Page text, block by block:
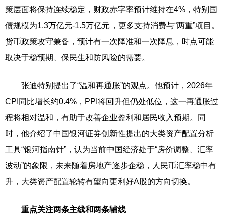
策层面将保持连续稳定，财政赤字率预计维持在4%，特别国
债规模为1.3万亿元-1.5万亿元，更多支持消费与“两重”项目。
货币政策攻守兼备，预计有一次降准和一次降息，时点可能
取决于稳预期、保民生和防风险的需要。
张迪特别提出了“温和再通胀”的观点。他预计，2026年
CPI同比增长约0.4%，PPI将回升但仍处低位，这一再通胀过
程将相对温和，有助于改善企业盈利和居民收入预期。同
时，他介绍了中国银河证券创新性提出的大类资产配置分析
工具“银河指南针”，认为当前中国经济处于“房价调整、汇率
波动”的象限，未来随着房地产逐步企稳，人民币汇率稳中有
升，大类资产配置轮转有望向更利好A股的方向切换。
重点关注两条主线和两条辅线